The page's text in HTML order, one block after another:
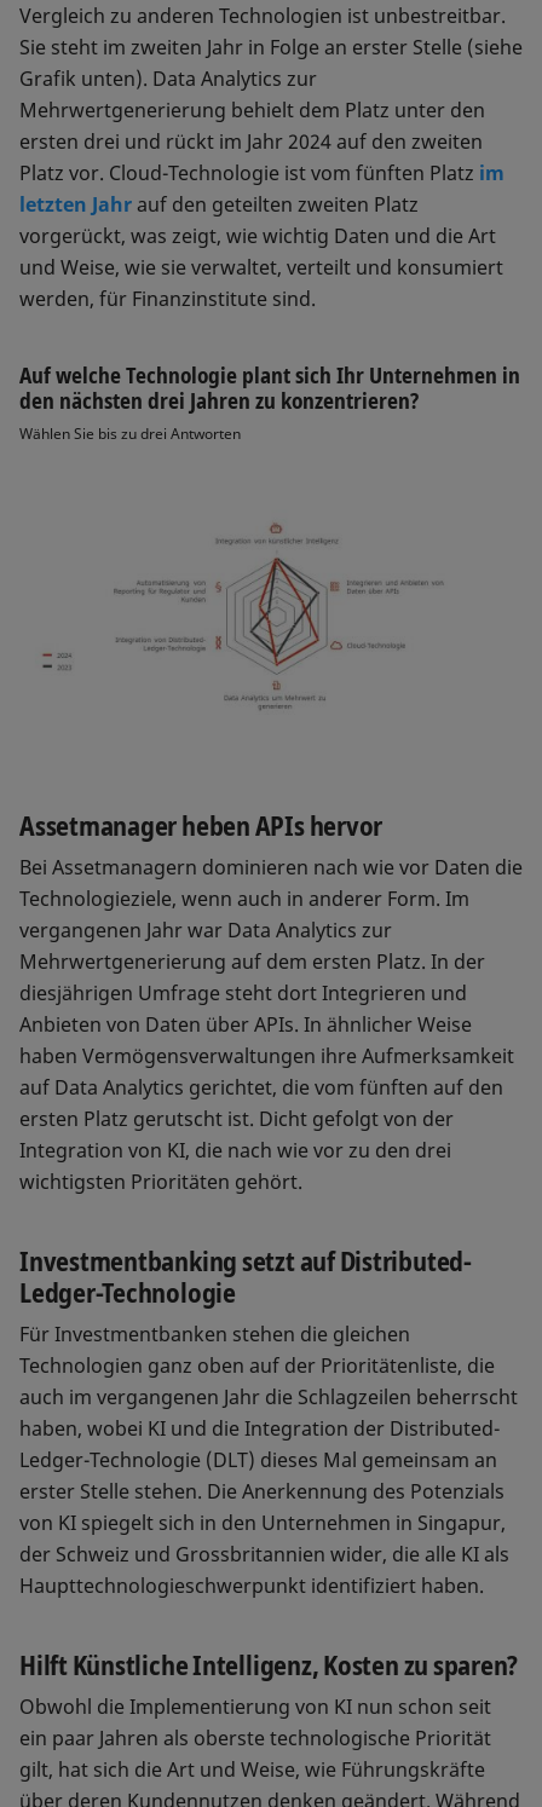
Vergleich zu anderen Technologien ist unbestreitbar.
Sie steht im zweiten Jahr in Folge an erster Stelle (siehe
Grafik unten). Data Analytics zur
Mehrwertgenerierung behielt dem Platz unter den
ersten drei und rückt im Jahr 2024 auf den zweiten
Platz vor. Cloud-Technologie ist vom fünften Platz im
letzten Jahrauf den geteilten zweiten Platz
vorgerückt, was zeigt, wie wichtig Daten und die Art
und Weise, wie sie verwaltet, verteilt und konsumiert
werden, für Finanzinstitute sind.
Auf welche Technologie plant sich Ihr Unternehmen in
den nächsten drei Jahren zu konzentrieren?
Wählen Sie bis zu drei Antworten
Assetmanager heben APIs hervor
Bei Assetmanagern dominieren nach wie vor Daten die
Technologieziele, wenn auch in anderer Form. Im
vergangenen Jahr war Data Analytics zur
Mehrwertgenerierung auf dem ersten Platz. In der
diesjährigen Umfrage steht dort Integrieren und
Anbieten von Daten über APIs. In ähnlicher Weise
haben Vermögensverwaltungen ihre Aufmerksamkeit
auf Data Analytics gerichtet, die vom fünften auf den
ersten Platz gerutscht ist. Dicht gefolgt von der
Integration von KI, die nach wie vor zu den drei
wichtigsten Prioritäten gehört.
Investmentbanking setzt auf Distributed-
Ledger-Technologie
Für Investmentbanken stehen die gleichen
Technologien ganz oben auf der Prioritätenliste, die
auch im vergangenen Jahr die Schlagzeilen beherrscht
haben, wobei KI und die Integration der Distributed-
Ledger-Technologie (DLT) dieses Mal gemeinsam an
erster Stelle stehen. Die Anerkennung des Potenzials
von KI spiegelt sich in den Unternehmen in Singapur,
der Schweiz und Grossbritannien wider, die alle KI als
Haupttechnologieschwerpunkt identifiziert haben.
Hilft Künstliche Intelligenz, Kosten zu sparen?
Obwohl die Implementierung von KI nun schon seit
ein paar Jahren als oberste technologische Priorität
gilt, hat sich die Art und Weise, wie Führungskräfte
über deren Kundennutzen denken geändert. Während